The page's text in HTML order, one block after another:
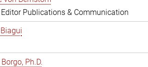
Publications & Communication
Ph.D.